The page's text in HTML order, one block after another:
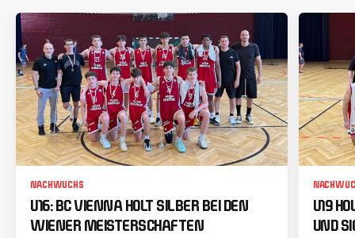
NACHWUCHS
U16: BC VIENNA HOLT SILBER BEI DEN
WIENER MEISTERSCHAFTEN
U19
UND